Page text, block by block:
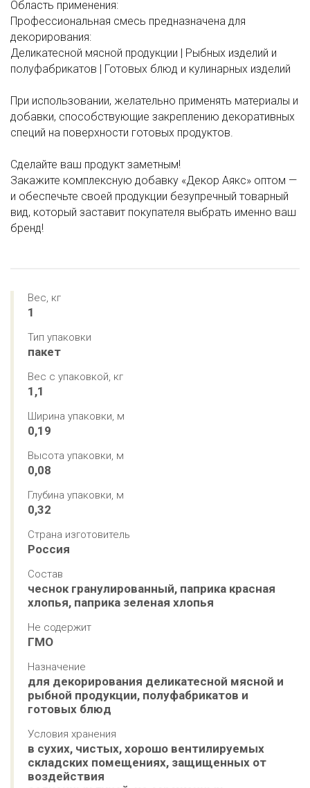
Область применения:
Профессиональная смесь предназначена для
декорирования:
Деликатесной мясной продукции | Рыбных изделий и
полуфабрикатов | Готовых блюд и кулинарных изделий
При использовании, желательно применять материалы и
добавки, способствующие закреплению декоративных
специй на поверхности готовых продуктов.
Сделайте ваш продукт заметным!
Закажите комплексную добавку «Декор Аякс» оптом —
и обеспечьте своей продукции безупречный товарный
вид, который заставит покупателя выбрать именно ваш
бренд!
Вес, кг
1
Тип упаковки
пакет
Вес с упаковкой, кг
1,1
Ширина упаковки, м
0,19
Высота упаковки, м
0,08
Глубина упаковки, м
0,32
Страна изготовитель
Россия
Состав
чеснок гранулированный, паприка красная
хлопья, паприка зеленая хлопья
Не содержит
ГМО
Назначение
для декорирования деликатесной мясной и
рыбной продукции, полуфабрикатов и
готовых блюд
Условия хранения
в сухих, чистых, хорошо вентилируемых
складских помещениях, защищенных от
воздействия